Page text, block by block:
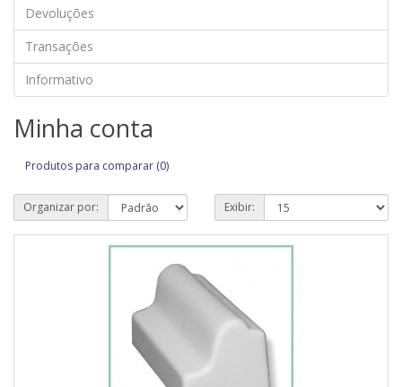
Devoluções
Transações
Informativo
Minha conta
Produtos para comparar (0)
Organizar por: Exibir: